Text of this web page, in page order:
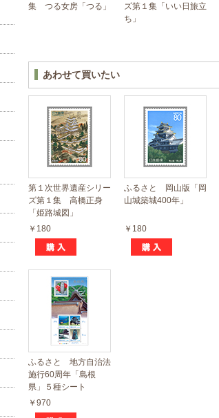
集 つる女房「つる」
ズ第１集「いい日旅立
ち」
あわせて買いたい
第１次世界遺産シリー
ズ第１集 高橋正身
「姫路城図」
￥180
ふるさと 岡山版「岡
山城築城400年」
￥180
ふるさと 地方自治法
施行60周年「島根
県」５種シート
￥970